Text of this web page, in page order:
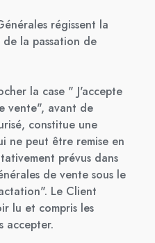
régissent la
la passation de
la case " J'accepte
vente", avant de
constitue une
ne peut être remise en
prévus dans
de vente sous le
Le Client
lu et compris les
accepter.